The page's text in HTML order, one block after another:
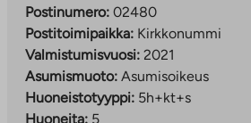
Postinumero: 02480
Postitoimipaikka: Kirkkonummi
Valmistumisvuosi: 2021
Asumismuoto: Asumisoikeus
Huoneistotyyppi: 5h+kt+s
Huoneita: 5